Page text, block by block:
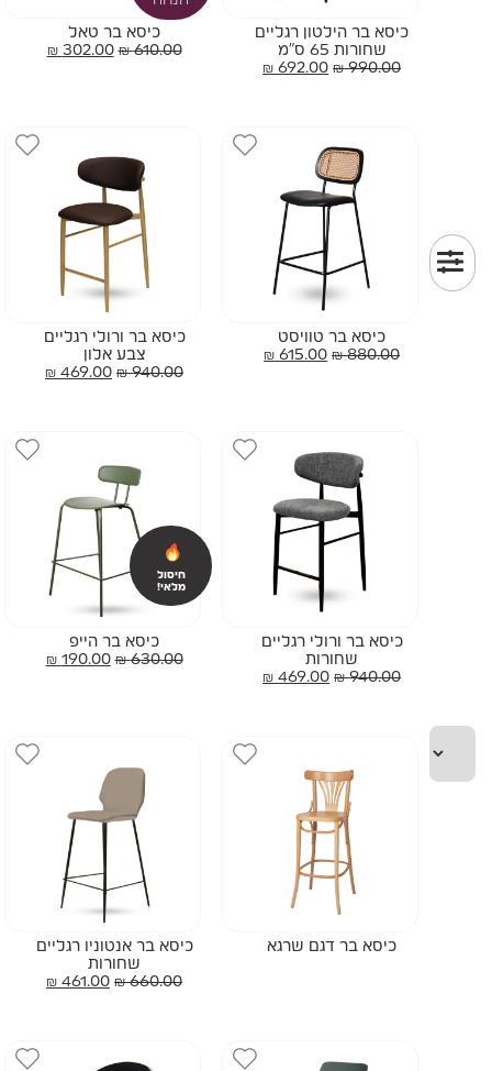
כיסא בר הילטון רגליים
שחורות 65 ס"מ
990.00
₪
692.00
₪
כיסא בר טאל
610.00
₪
302.00
₪
כיסא בר טוויסט
880.00
₪
615.00
₪
כיסא בר ורולי רגליים
צבע אלון
940.00
₪
469.00
₪
כיסא בר ורולי רגליים
שחורות
940.00
₪
469.00
₪
חיסול
מלאי!
כיסא בר הייפ
630.00
₪
190.00
₪
כיסא בר דגם שרגא
כיסא בר אנטוניו רגליים
שחורות
660.00
₪
461.00
₪